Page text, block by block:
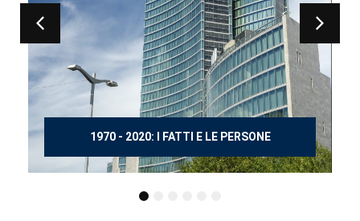
150 ANNI DOPO MANZONI